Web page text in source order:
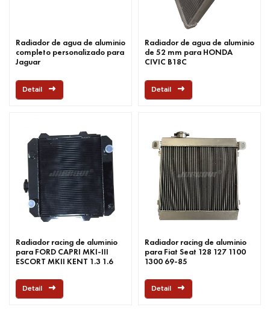
Radiador de agua de aluminio
completo personalizado para
Jaguar
Detail
Radiador de agua de aluminio
de 52 mm para HONDA
CIVIC B18C
Detail
Radiador racing de aluminio
para FORD CAPRI MKI-III
ESCORT MKII KENT 1.3 1.6
Detail
Radiador racing de aluminio
para Fiat Seat 128 127 1100
1300 69-85
Detail